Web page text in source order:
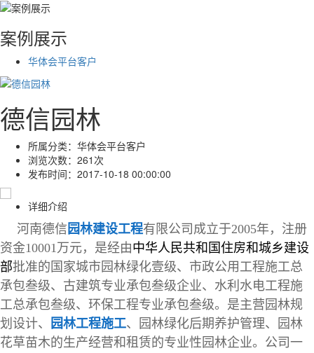
案例展示
华体会平台客户
德信园林
所属分类： 华体会平台客户
浏览次数： 261次
发布时间： 2017-10-18 00:00:00
详细介绍
河南德信 园林建设工程有限公司成立于2005年，注册
资金10001万元，是经由中华人民共和国住房和城乡建设
部批准的国家城市园林绿化壹级、市政公用工程施工总
承包叁级、古建筑专业承包叁级企业、水利水电工程施
工总承包叁级、环保工程专业承包叁级。是主营园林规
划设计、
园林工程施工、园林绿化后期养护管理、园林
花草苗木的生产经营和租赁的专业性园林企业。公司一